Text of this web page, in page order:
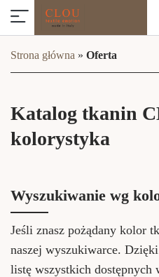
Strona główna » Oferta
Katalog tkanin
kolorystyka
Wyszukiwanie wg
Jeśli znasz pożądany kolor
naszej wyszukiwarce.
listę wszystkich